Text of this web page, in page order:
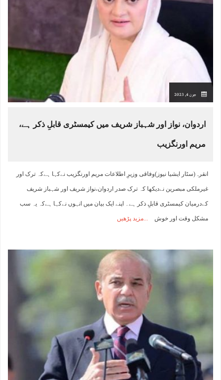
جون 4, 2023
اردوان، نواز اور شہباز شریف میں کیمسٹری قابلِ ذکر ہے،
مریم اورنگزیب
انقرہ(سٹار ایشیا نیوز)وفاقی وزیرِ اطلاعات مریم اورنگزیب نےکہا ہےکہ ترک اور
غیرملکی مبصرین نےدیکھا کہ ترک صدر اردوان،نواز شریف اور شہباز شریف
کےدرمیان کیمسٹری قابلِ ذکر ہے۔ اپنے ایک بیان میں انہوں نےکہا ہےکہ یہ سب
مشکل وقت اور خوش مزید پڑھیں